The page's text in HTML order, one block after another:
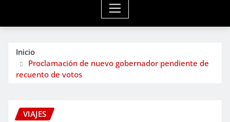
Inicio
Proclamación de nuevo gobernador pendiente de
recuento de votos
VIAJES